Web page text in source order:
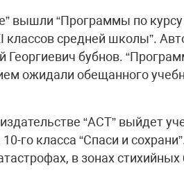
вышли “Программы по
классов средней школы”.
бубнов.
ожидали обещанного
“АСТ” выйдет
го класса “Спаси и
в зонах стихийных